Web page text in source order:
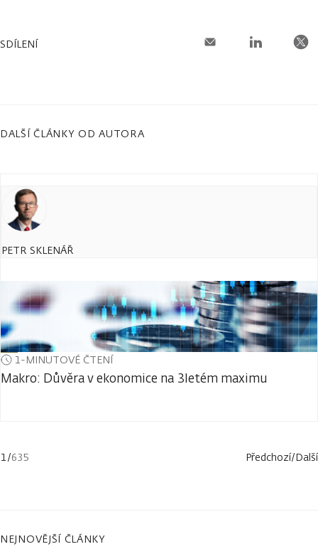
SDÍLENÍ
DALŠÍ ČLÁNKY OD AUTORA
PETR SKLENÁŘ
1-MINUTOVÉ ČTENÍ
Makro: Důvěra v ekonomice na 3letém maximu
1/635 Předchozí/Další
NEJNOVĚJŠÍ ČLÁNKY